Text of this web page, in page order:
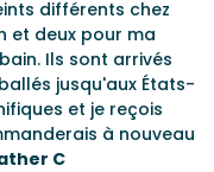
différents chez
et deux pour ma
Ils sont arrivés
jusqu'aux États-
et je reçois
à nouveau
C